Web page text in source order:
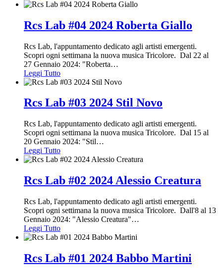
Rcs Lab #04 2024 Roberta Giallo
Rcs Lab, l'appuntamento dedicato agli artisti emergenti.
Scopri ogni settimana la nuova musica Tricolore. Dal 22 al
27 Gennaio 2024: "Roberta…
Leggi Tutto
Rcs Lab #03 2024 Stil Novo
Rcs Lab, l'appuntamento dedicato agli artisti emergenti.
Scopri ogni settimana la nuova musica Tricolore. Dal 15 al
20 Gennaio 2024: "Stil…
Leggi Tutto
Rcs Lab #02 2024 Alessio Creatura
Rcs Lab, l'appuntamento dedicato agli artisti emergenti.
Scopri ogni settimana la nuova musica Tricolore. Dall'8 al 13
Gennaio 2024: "Alessio Creatura"…
Leggi Tutto
Rcs Lab #01 2024 Babbo Martini